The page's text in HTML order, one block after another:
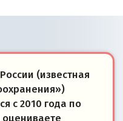
(известная
с 2010 года по